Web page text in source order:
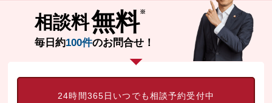
相談料無料
毎日約100件のお問合せ！
24時間365日いつでも相談予約受付中